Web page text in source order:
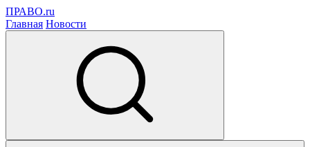
ПРАВО.ru
Главная Новости